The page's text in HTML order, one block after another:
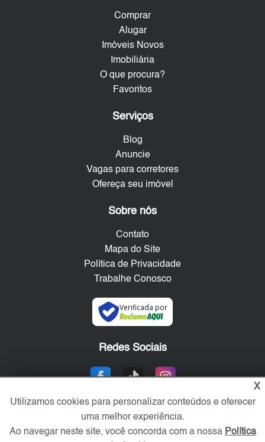
Comprar
Alugar
Imóveis Novos
Imobiliária
O que procura?
Favoritos
Serviços
Blog
Anuncie
Vagas para corretores
Ofereça seu imóvel
Sobre nós
Contato
Mapa do Site
Política de Privacidade
Trabalhe Conosco
Verificada por
Redes Sociais
X
Utilizamos cookies para personalizar conteúdos e oferecer
uma melhor experiência.
Ao navegar neste site, você concorda com a nossa Política